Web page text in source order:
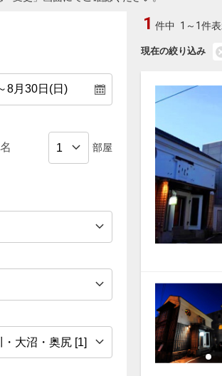
部屋
現在の絞り込み
1 件中 1～1件